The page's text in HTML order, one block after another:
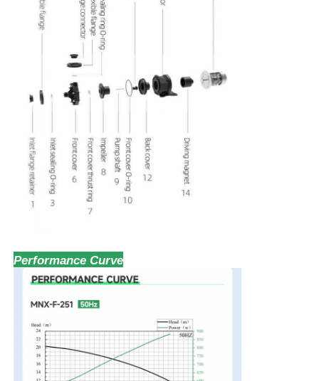
Performance Curve